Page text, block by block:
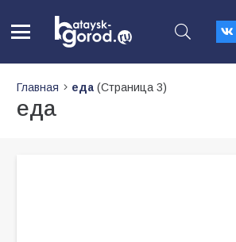
Главная еда (Страница 3)
еда